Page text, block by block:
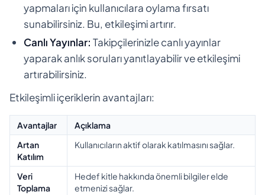
yapmaları için kullanıcılara oylama fırsatı
sunabilirsiniz. Bu, etkileşimi artırır.
Canlı Yayınlar: Takipçilerinizle canlı yayınlar
yaparak anlık soruları yanıtlayabilir ve etkileşimi
artırabilirsiniz.
Etkileşimli içeriklerin avantajları:
Avantajlar
Açıklama
Artan
Katılım
Kullanıcıların aktif olarak katılmasını sağlar.
Veri
Toplama
Hedef kitle hakkında önemli bilgiler elde
etmenizi sağlar.